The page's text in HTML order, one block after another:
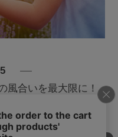
風合いを最大限に！
の和晒製法。綿に含まれる
洗い「さらし」て乾燥し仕